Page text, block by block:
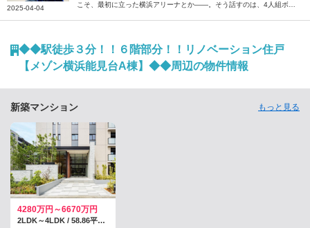
2025-04-04
こそ、最初に立った横浜アリーナとか――。そう話すのは、4人組ボー
◆◆駅徒歩３分！！６階部分！！リノベーション住戸
【メゾン横浜能見台A棟】◆◆周辺の物件情報
新築マンション もっと見る
4280万円～6670万円
2LDK～4LDK / 58.86平米～81.44平米